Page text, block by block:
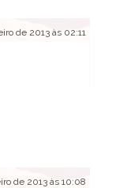
de 2013 às 02:11
de 2013 às 10:08